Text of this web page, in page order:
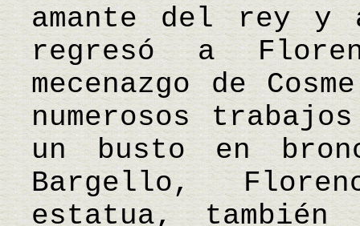
amante del rey y
regresó a
mecenazgo de
numerosos
un busto en
Bargello,
estatua, también